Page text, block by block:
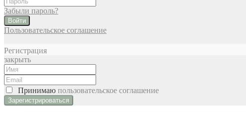
Забыли пароль?
Войти
Пользовательское соглашение
Регистрация
закрыть
Принимаю пользовательское соглашение